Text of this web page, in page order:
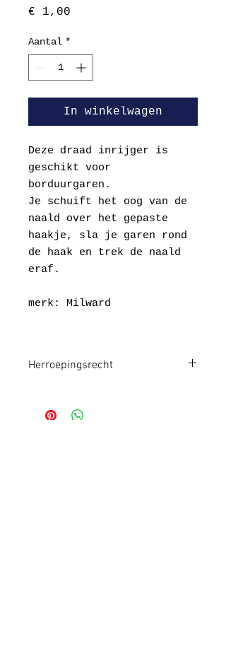
€ 1,00
Aantal *
In winkelwagen
Deze draad inrijger is
geschikt voor
borduurgaren.
Je schuift het oog van de
naald over het gepaste
haakje, sla je garen rond
de haak en trek de naald
eraf.
merk: Milward
Herroepingsrecht
aankoop geretourneerd of